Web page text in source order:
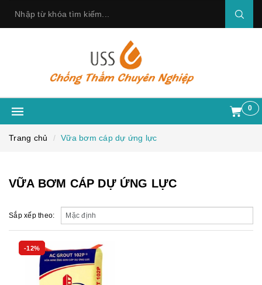
0
Trang chủ Vữa bơm cáp dự ứng lực
VỮA BƠM CÁP DỰ ỨNG LỰC
Sắp xếp theo:
-12%